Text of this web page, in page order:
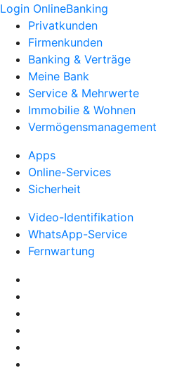
Login OnlineBanking
Privatkunden
Firmenkunden
Banking & Verträge
Meine Bank
Service & Mehrwerte
Immobilie & Wohnen
Vermögensmanagement
Apps
Online-Services
Sicherheit
Video-Identifikation
WhatsApp-Service
Fernwartung